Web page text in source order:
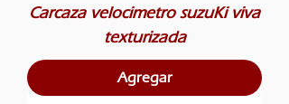
Carcaza velocimetro suzuKi viva
texturizada
Agregar